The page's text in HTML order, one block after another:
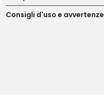
Consigli d'uso e avvertenze